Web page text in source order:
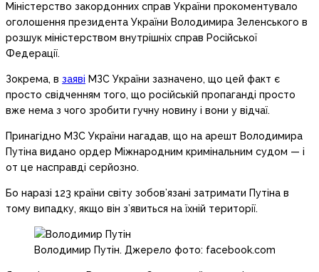
Міністерство закордонних справ України прокоментувало
оголошення президента України Володимира Зеленського в
розшук міністерством внутрішніх справ Російської
Федерації.
Зокрема, в заяві МЗС України зазначено, що цей факт є
просто свідченням того, що російській пропаганді просто
вже нема з чого зробити гучну новину і вони у відчаї.
Принагідно МЗС України нагадав, що на арешт Володимира
Путіна видано ордер Міжнародним кримінальним судом — і
от це насправді серйозно.
Бо наразі 123 країни світу зобов’язані затримати Путіна в
тому випадку, якщо він з’явиться на їхній території.
Володимир Путін. Джерело фото: facebook.com